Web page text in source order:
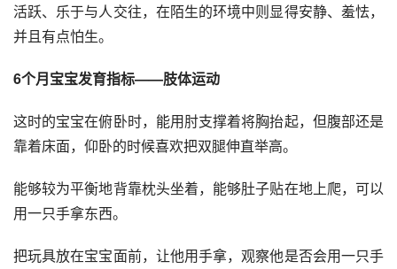
活跃、乐于与人交往，在陌生的环境中则显得安静、羞怯，
并且有点怕生。
6个月宝宝发育指标——肢体运动
这时的宝宝在俯卧时，能用肘支撑着将胸抬起，但腹部还是
靠着床面，仰卧的时候喜欢把双腿伸直举高。
能够较为平衡地背靠枕头坐着，能够肚子贴在地上爬，可以
用一只手拿东西。
把玩具放在宝宝面前，让他用手拿，观察他是否会用一只手